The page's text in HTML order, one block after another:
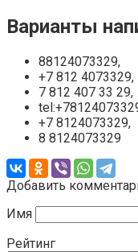
Варианты
88124073329,
+7 812 4073329,
7 812 407 33 29,
+7 8124073329,
8 8124073329
Добавить
Имя
Рейтинг